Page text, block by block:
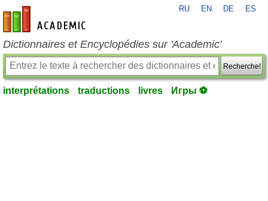
fr-academic.com
RU EN DE ES
Dictionnaires et Encyclopédies sur 'Academic'
Recherche!
interprétations traductions livres Игры ⚽